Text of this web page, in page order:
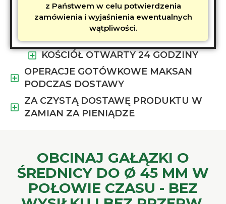
z Państwem w celu potwierdzenia
zamówienia i wyjaśnienia ewentualnych
wątpliwości.
KOŚCIÓŁ OTWARTY 24 GODZINY
OPERACJE GOTÓWKOWE MAKSAN
PODCZAS DOSTAWY
ZA CZYSTĄ DOSTAWĘ PRODUKTU W
ZAMIAN ZA PIENIĄDZE
OBCINAJ GAŁĄZKI O
ŚREDNICY DO Ø 45 MM W
POŁOWIE CZASU - BEZ